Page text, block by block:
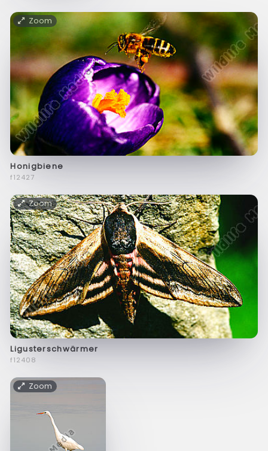
Zoom
Honigbiene
f12427
Zoom
Ligusterschwärmer
f12408
Zoom